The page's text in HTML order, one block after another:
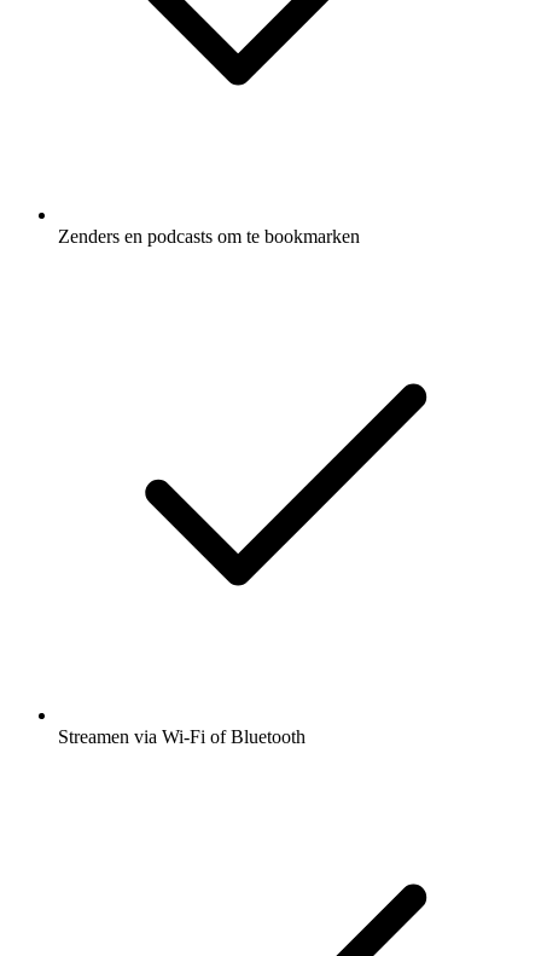
Zenders en podcasts om te bookmarken
Streamen via Wi-Fi of Bluetooth